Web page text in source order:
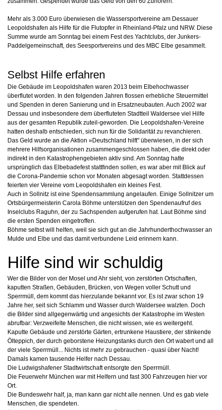
Mehr als 3.000 Euro überwiesen die Wassersportvereine am Dessauer
Leopoldshafen als Hilfe für die Flutopfer in Rheinland-Pfalz und NRW. Diese
Summe wurde am Sonntag bei einem Fest des Yachtclubs, der Junkers-
Paddelgemeinschaft, des Seesportvereins und des MBC Elbe gesammelt.
Selbst Hilfe erfahren
Die Gebäude im Leopoldshafen waren 2013 beim Elbehochwasser
überflutet worden. In den folgenden Jahren flossen erhebliche Steuermittel
und Spenden in deren Sanierung und in Ersatzneubauten. Auch 2002 war
Dessau und insbesondere dem überfluteten Stadtteil Waldersee viel Hilfe
aus der gesamten Republik zuteil-geworden. Die Leopoldshafen-Vereine
hatten deshalb entschieden, sich nun für die Solidarität zu revanchieren.
Das Geld wurde an die Aktion »Deutschland hilft" überwiesen, in der sich
mehrere Hilfsorganisationen zusammengeschlossen haben, die direkt oder
indirekt in den Katastrophengebieten aktiv sind. Am Sonntag hatte
ursprünglich das Elbebadefest stattfinden sollen, es war aber mit Blick auf
die Corona-Pandemie schon vor Monaten abgesagt worden. Stattdessen
feierten vier Vereine vom Leopoldshafen ein kleines Fest.
Auch in Sollnitz ist eine Spendensammlung angelaufen. Einige Sollnitzer um
Ortsbürgermeisterin Carola Böhme unterstützen den Spendenaufruf des
Inselclubs Raguhn, der zu Sachspenden aufgerufen hat. Laut Böhme sind
die ersten Spenden eingetroffen.
Böhme selbst will helfen, weil sie sich gut an die Jahrhunderthochwasser an
Mulde und Elbe und das damit verbundene Leid erinnern kann.
Hilfe sind wir schuldig
Wer die Bilder von der Mosel und Ahr sieht, von zerstörten Ortschaften,
kaputten Straßen, Gebäuden, Brücken, von Wegen voller Schutt und
Sperrmüll, dem kommt das hierzulande bekannt vor. Es ist zwar schon 19
Jahre her, seit sich Schlamm und Wasser durch Waldersee walzten. Doch
die Bilder sind allgegenwärtig und angesichts der Katastrophe im Westen
abrufbar: Verzweifelte Menschen, die nicht wissen, wie es weitergeht.
Kaputte Gebäude und zerstörte Gärten, ertrunkene Haustiere, der stinkende
Ölteppich, der durch geborstene Heizungstanks durch den Ort wabert und all
der viele Sperrmüll... Nichts ist mehr zu gebrauchen - quasi über Nacht!
Damals kamen tausende Helfer nach Dessau.
Die Ludwigshafener Stadtwirtschaft entsorgte den Sperrmüll.
Die Feuerwehr München war mit Helfern und fast 300 Fahrzeugen hier vor
Ort.
Die Bundeswehr half, ja, man kann gar nicht alle nennen. Und es gab viele
Menschen, die spendeten.